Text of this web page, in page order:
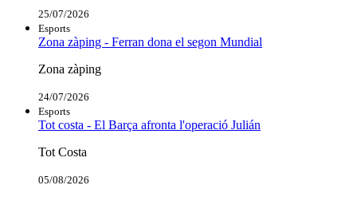
25/07/2026
Esports
Zona zàping - Ferran dona el segon Mundial
Zona zàping
24/07/2026
Esports
Tot costa - El Barça afronta l'operació Julián
Tot Costa
05/08/2026